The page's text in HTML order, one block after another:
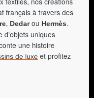
français à travers des
, Dedarou Hermès.
d'objets uniques
une histoire
de luxe et profitez